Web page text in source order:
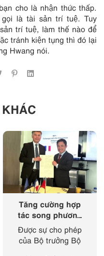
cho là nhận thức thấp.
là tài sản trí tuệ. Tuy
trí tuệ, làm thế nào để
tránh kiện tụng thì đó lại
Hwang nói.
Tăng cường hợp
tác song phương
giữa Cục Sở hữu
trí tuệ với Viện
Sở hữu công
Được sự cho phép
của Bộ trưởng Bộ